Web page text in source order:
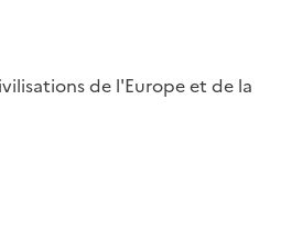
de l'Europe et de la